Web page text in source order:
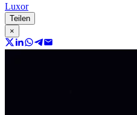
Luxor
Teilen
×